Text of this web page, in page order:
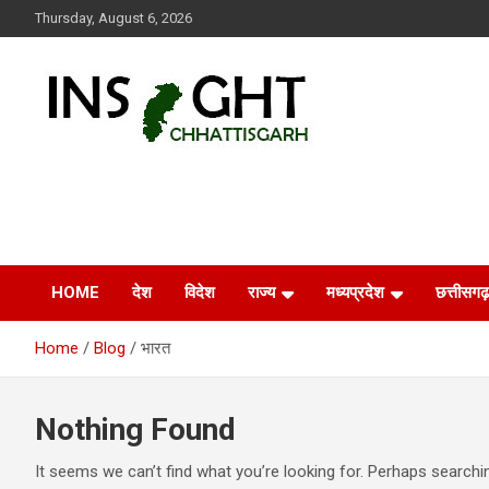
to
Thursday, August 6, 2026
HOME देश विदेश राज्य मध्यप्रदेश छत्तीसगढ़
Home Blog भारत
Nothing Found
It seems we can’t find what you’re looking for. Perhaps